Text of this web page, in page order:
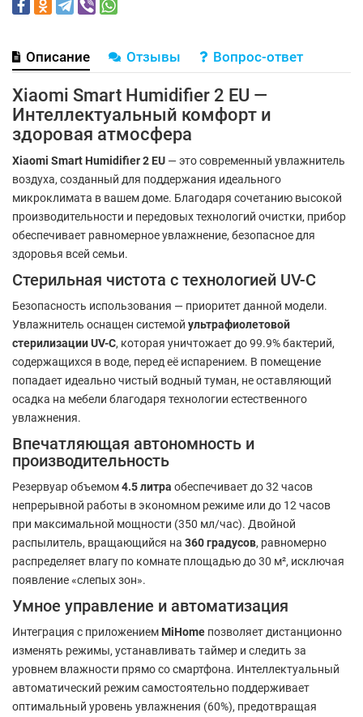
Описание Отзывы Вопрос-ответ
Xiaomi Smart Humidifier 2 EU —
Интеллектуальный комфорт и
здоровая атмосфера
Xiaomi Smart Humidifier 2 EU — это современный увлажнитель
воздуха, созданный для поддержания идеального
микроклимата в вашем доме. Благодаря сочетанию высокой
производительности и передовых технологий очистки, прибор
обеспечивает равномерное увлажнение, безопасное для
здоровья всей семьи.
Стерильная чистота с технологией UV-C
Безопасность использования — приоритет данной модели.
Увлажнитель оснащен системой ультрафиолетовой
стерилизации UV-C, которая уничтожает до 99.9% бактерий,
содержащихся в воде, перед её испарением. В помещение
попадает идеально чистый водный туман, не оставляющий
осадка на мебели благодаря технологии естественного
увлажнения.
Впечатляющая автономность и
производительность
Резервуар объемом4.5 литра обеспечивает до 32 часов
непрерывной работы в экономном режиме или до 12 часов
при максимальной мощности (350 мл/час). Двойной
распылитель, вращающийся на 360 градусов, равномерно
распределяет влагу по комнате площадью до 30 м², исключая
появление «слепых зон».
Умное управление и автоматизация
Интеграция с приложением MiHome позволяет дистанционно
изменять режимы, устанавливать таймер и следить за
уровнем влажности прямо со смартфона. Интеллектуальный
автоматический режим самостоятельно поддерживает
оптимальный уровень увлажнения (60%), предотвращая